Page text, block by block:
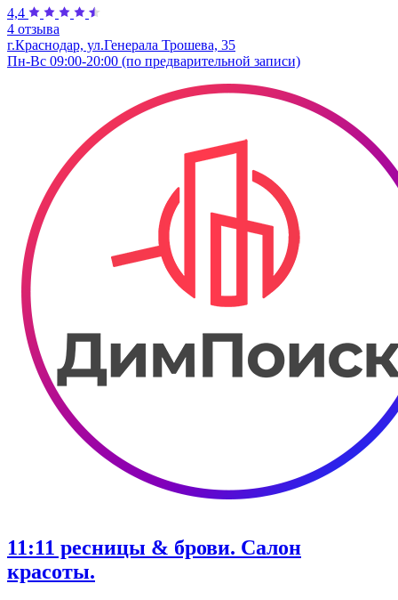
4,4
4 отзыва
г.Краснодар, ул.Генерала Трошева, 35
Пн-Вс 09:00-20:00 (по предварительной записи)
11:11 ресницы & брови. Салон
красоты.